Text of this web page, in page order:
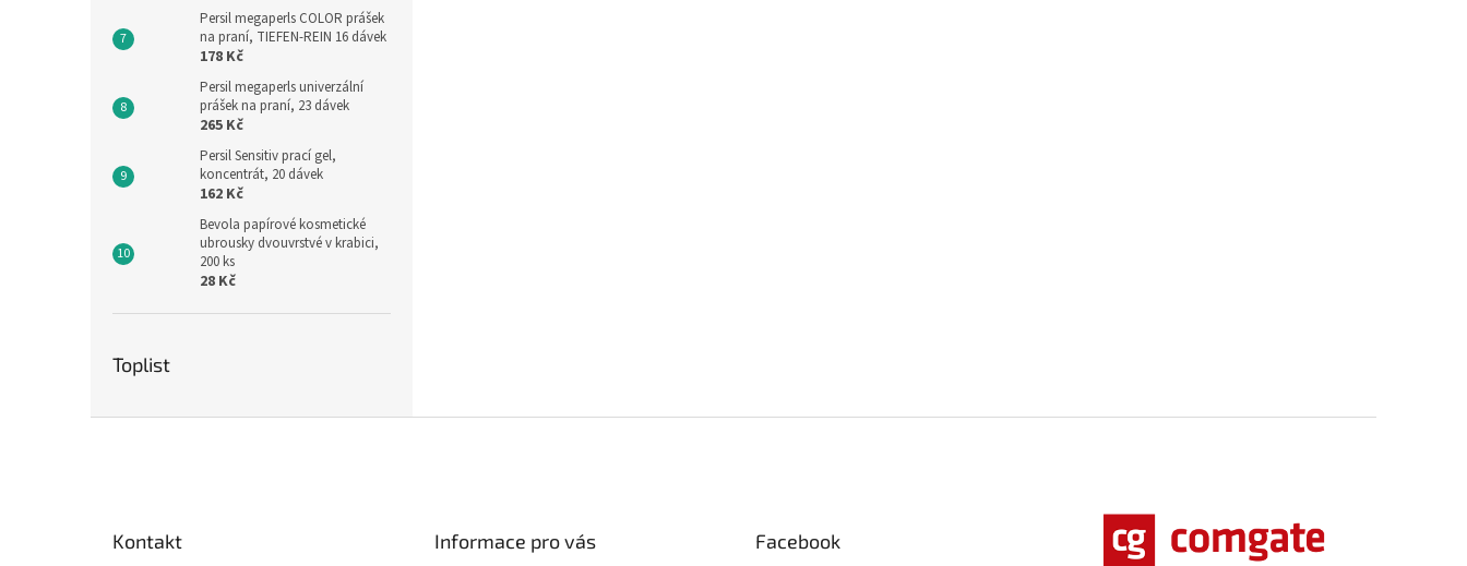
Persil megaperls COLOR prášek
na praní, TIEFEN-REIN 16 dávek
178 Kč
Persil megaperls univerzální
prášek na praní, 23 dávek
265 Kč
Persil Sensitiv prací gel,
koncentrát, 20 dávek
162 Kč
Bevola papírové kosmetické
ubrousky dvouvrstvé v krabici,
200 ks
28 Kč
Toplist
Kontakt Informace pro vás Facebook